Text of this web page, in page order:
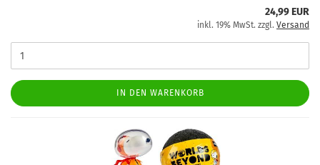
24,99 EUR
inkl. 19% MwSt. zzgl. Versand
IN DEN WARENKORB